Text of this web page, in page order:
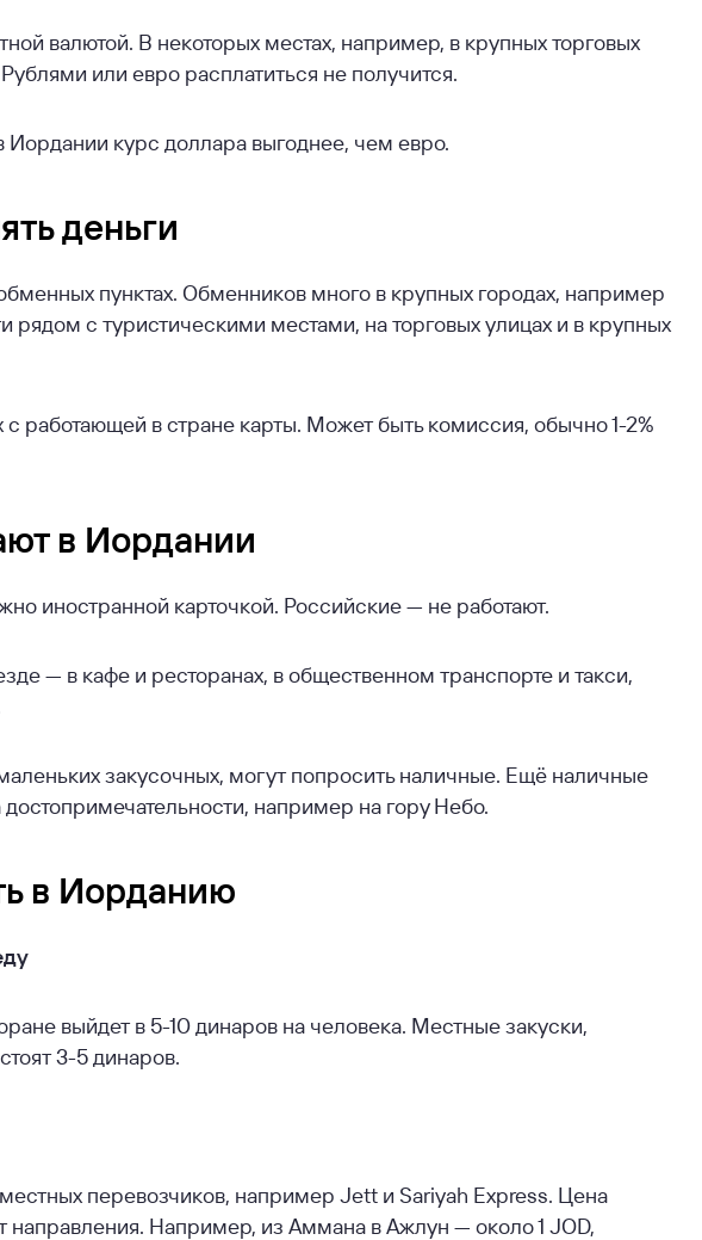
валютой. В некоторых местах, например, в крупных торговых
или евро расплатиться не получится.
курс доллара выгоднее, чем евро.
деньги
пунктах. Обменников много в крупных городах, например
с туристическими местами, на торговых улицах и в крупных
с работающей в стране карты. Может быть комиссия, обычно 1-2%
в Иордании
иностранной карточкой. Российские — не работают.
— в кафе и ресторанах, в общественном транспорте и такси,
закусочных, могут попросить наличные. Ещё наличные
например на гору Небо.
в Иорданию
выйдет в 5-10 динаров на человека. Местные закуски,
3-5 динаров.
перевозчиков, например Jett и Sariyah Express. Цена
направления. Например, из Аммана в Ажлун — около 1 JOD,